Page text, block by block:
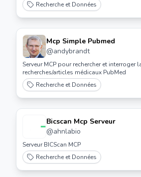
Recherche et Données
Mcp Simple Pubmed
@andybrandt
Serveur MCP pour rechercher et interroger
recherches/articles médicaux PubMed
Recherche et Données
Bicscan Mcp Serveur
@ahnlabio
Serveur BICScan MCP
Recherche et Données